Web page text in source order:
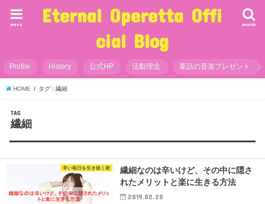
Eternal Operetta Offi
cial Blog
search
menu
Profile History 公式HP 活動理念 童話の音楽プレゼント
HOME タグ : 繊細
TAG
繊細
辛い毎日を生き抜く術
繊細なのは辛いけど、その中に隠さ
れたメリットと楽に生きる方法
2019.02.20